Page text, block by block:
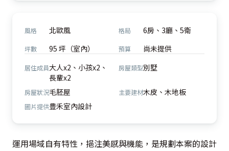
風格 北歐風 格局 6房、3廳、5衛
坪數 95 坪（室內） 預算 尚未提供
居住成員大人x2、小孩x2、
長輩x2
房屋類型別墅
房屋狀況毛胚屋 主要建材木皮、木地板
圖片提供豊禾室內設計
運用場域自有特性，挹注美感與機能，是規劃本案的設計